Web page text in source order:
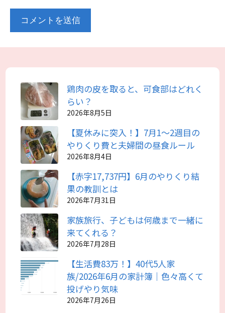
鶏肉の皮を取ると、可食部はどれく
らい？
2026年8月5日
【夏休みに突入！】7月1～2週目の
やりくり費と夫婦間の昼食ルール
2026年8月4日
【赤字17,737円】6月のやりくり結
果の教訓とは
2026年7月31日
家族旅行、子どもは何歳まで一緒に
来てくれる？
2026年7月28日
【生活費83万！】40代5人家
族/2026年6月の家計簿｜色々高くて
投げやり気味
2026年7月26日